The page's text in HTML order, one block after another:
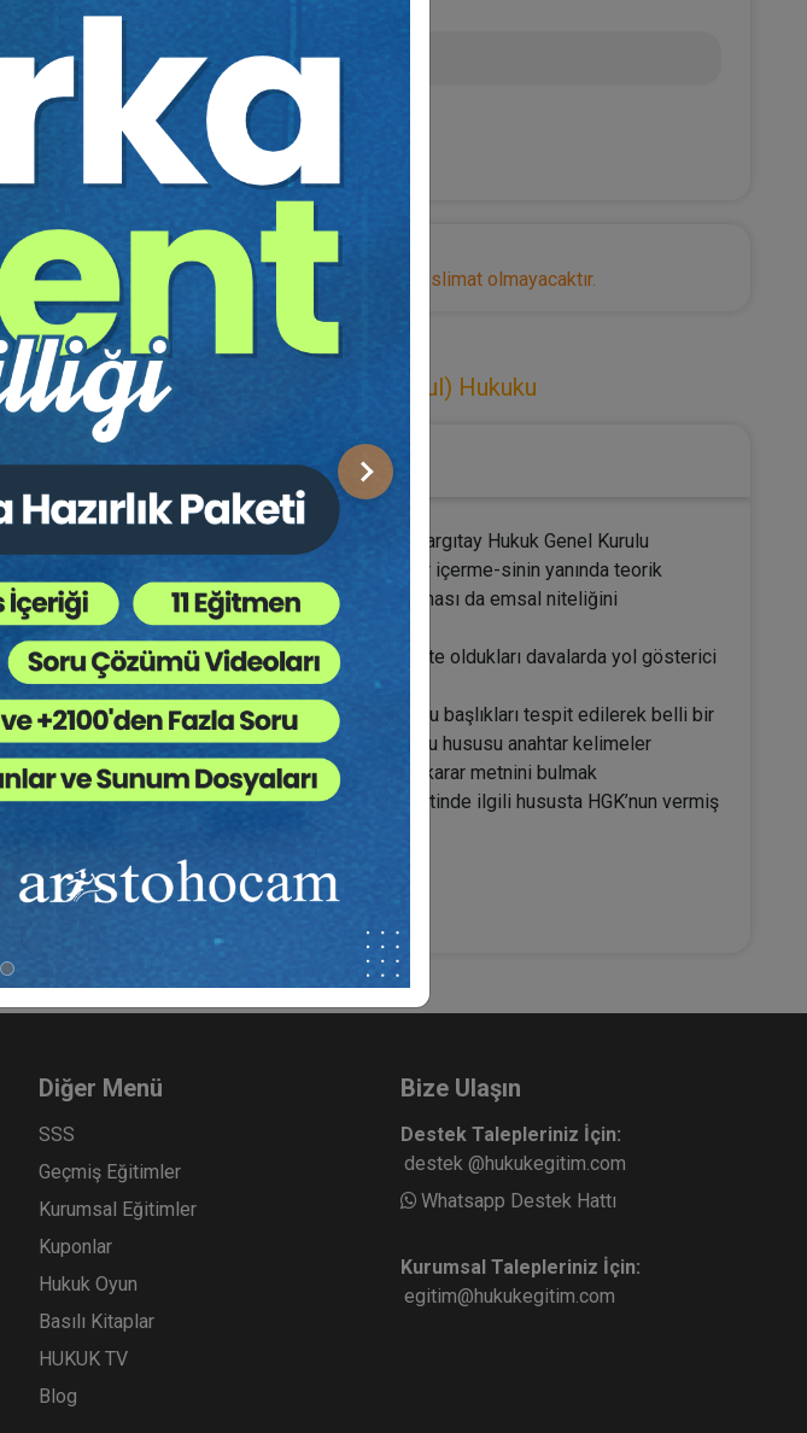
Sonraki
250,00 TL 150,00 TL
Sepete Ekle
okuyabilirsiniz. Adresinize herhangi bir teslimat olmayacaktır.
Usul Hukuku Taşınmaz (Gayrimenkul) Hukuku
sıklıkla başvurduğu kaynaklardan bir tanesi de Yargıtay Hukuk Genel Kurulu
usulden esasa kadar ayrıntılı incelemeler içerme-sinin yanında teorik
kesin olması ve ilk derece mahkemelerini bağlaması da emsal niteliğini
olma özelliğini haizdir.
uygulayıcılarına açacakları ve/veya yürütmekte oldukları davalarda yol gösterici
en dinamik, en çok ihtiyaç duyulan konu başlıkları tespit edilerek belli bir
bir numara verilmiş, kararın neye ilişkin ol-duğu hususu anahtar kelimeler
üst başlığında karar numarasına yer verilerek karar metnini bulmak
sonra, kararın neye ilişkin olduğu ve en nihayetinde ilgili hususta HGK’nun vermiş
Diğer Menü
SSS
Geçmiş Eğitimler
Kurumsal Eğitimler
Kuponlar
Hukuk Oyun
Basılı Kitaplar
HUKUK TV
Blog
Bize Ulaşın
Destek Talepleriniz İçin:
destek @hukukegitim.com
Whatsapp Destek Hattı
Kurumsal Talepleriniz İçin:
egitim@hukukegitim.com